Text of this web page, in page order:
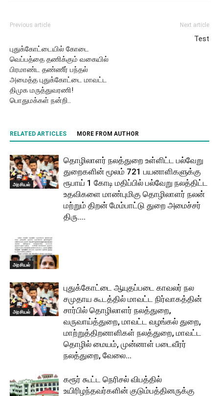
Previous article
புதுக்கோட்டையில் கோடை
வெப்பத்தை தணிக்கும் வகையில்
பிரமாண்ட தண்ணீர் பந்தல்
அமைத்த புதுக்கோட்டை மாவட்ட
திமுக மருத்துவரணி!
பொதுமக்கள் நன்றி..
Next article
Test
RELATED ARTICLES MORE FROM AUTHOR
அரசியல்
தொழிலாளர் நலத்துறை உள்ளிட்ட பல்வேறு
துறைகளின் மூலம் 721 பயனாளிகளுக்கு
ரூபாய் 1 கோடி மதிப்பில் பல்வேறு நலத்திட்ட
உதவிகளை மாண்புமிகு தொழிலாளர் நலன்
மற்றும் திறன் மேம்பாட்டு துறை அமைச்சர்
திரு....
அரசியல்
அரசியல்
புதுக்கோட்டை ஆயுதப்படை காவலர் நல
சமுதாய கூடத்தில் மாவட்ட நிர்வாகத்தின்
சார்பில் தொழிலாளர் நலத்துறை,
வருவாய்த்துறை, மாவட்ட வழங்கல் துறை,
மாற்றுத்திறனாளிகள் நலத்துறை, மாவட்ட
தொழில் மையம், முன்னாள் படைவீரர்
நலத்துறை, வேலை...
கரூர் கூட்ட நெரிசல் விபத்தில்
உயிரிழந்தவர்களின் குடும்பத்தினருக்கு